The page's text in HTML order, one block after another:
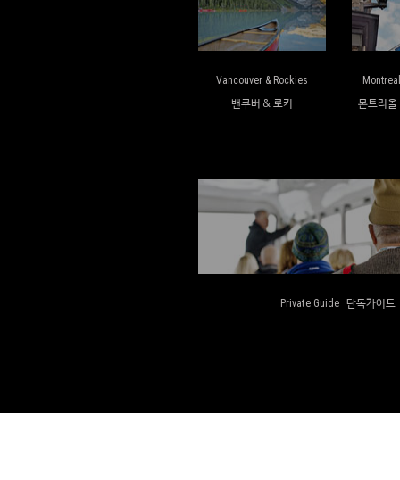
Vancouver & Rockies
밴쿠버 & 로키 몬트리
Private Guide 단독가이드